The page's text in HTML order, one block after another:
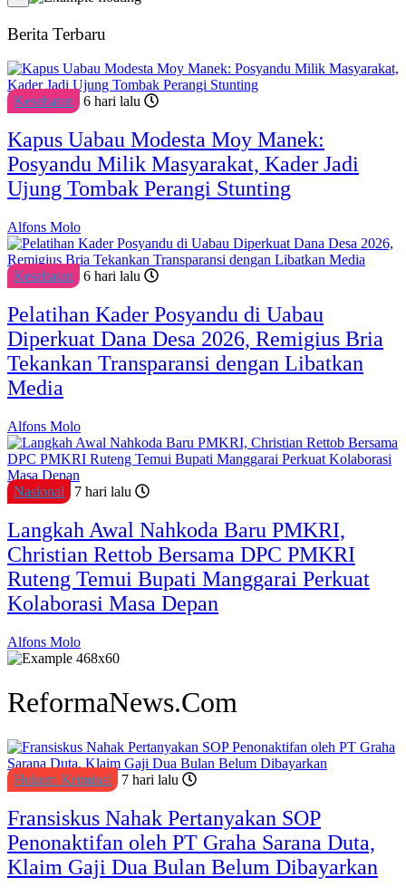
Berita Terbaru
Kesehatan 6 hari lalu
Kapus Uabau Modesta Moy Manek:
Posyandu Milik Masyarakat, Kader Jadi
Ujung Tombak Perangi Stunting
Alfons Molo
Kesehatan 6 hari lalu
Pelatihan Kader Posyandu di Uabau
Diperkuat Dana Desa 2026, Remigius Bria
Tekankan Transparansi dengan Libatkan
Media
Alfons Molo
Nasional 7 hari lalu
Langkah Awal Nahkoda Baru PMKRI,
Christian Rettob Bersama DPC PMKRI
Ruteng Temui Bupati Manggarai Perkuat
Kolaborasi Masa Depan
Alfons Molo
ReformaNews.Com
Hukum Kriminal 7 hari lalu
Fransiskus Nahak Pertanyakan SOP
Penonaktifan oleh PT Graha Sarana Duta,
Klaim Gaji Dua Bulan Belum Dibayarkan